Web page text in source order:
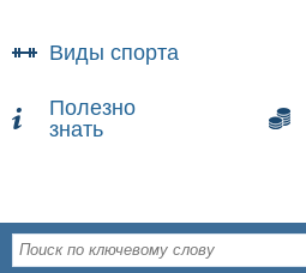
Виды спорта
Полезно
знать